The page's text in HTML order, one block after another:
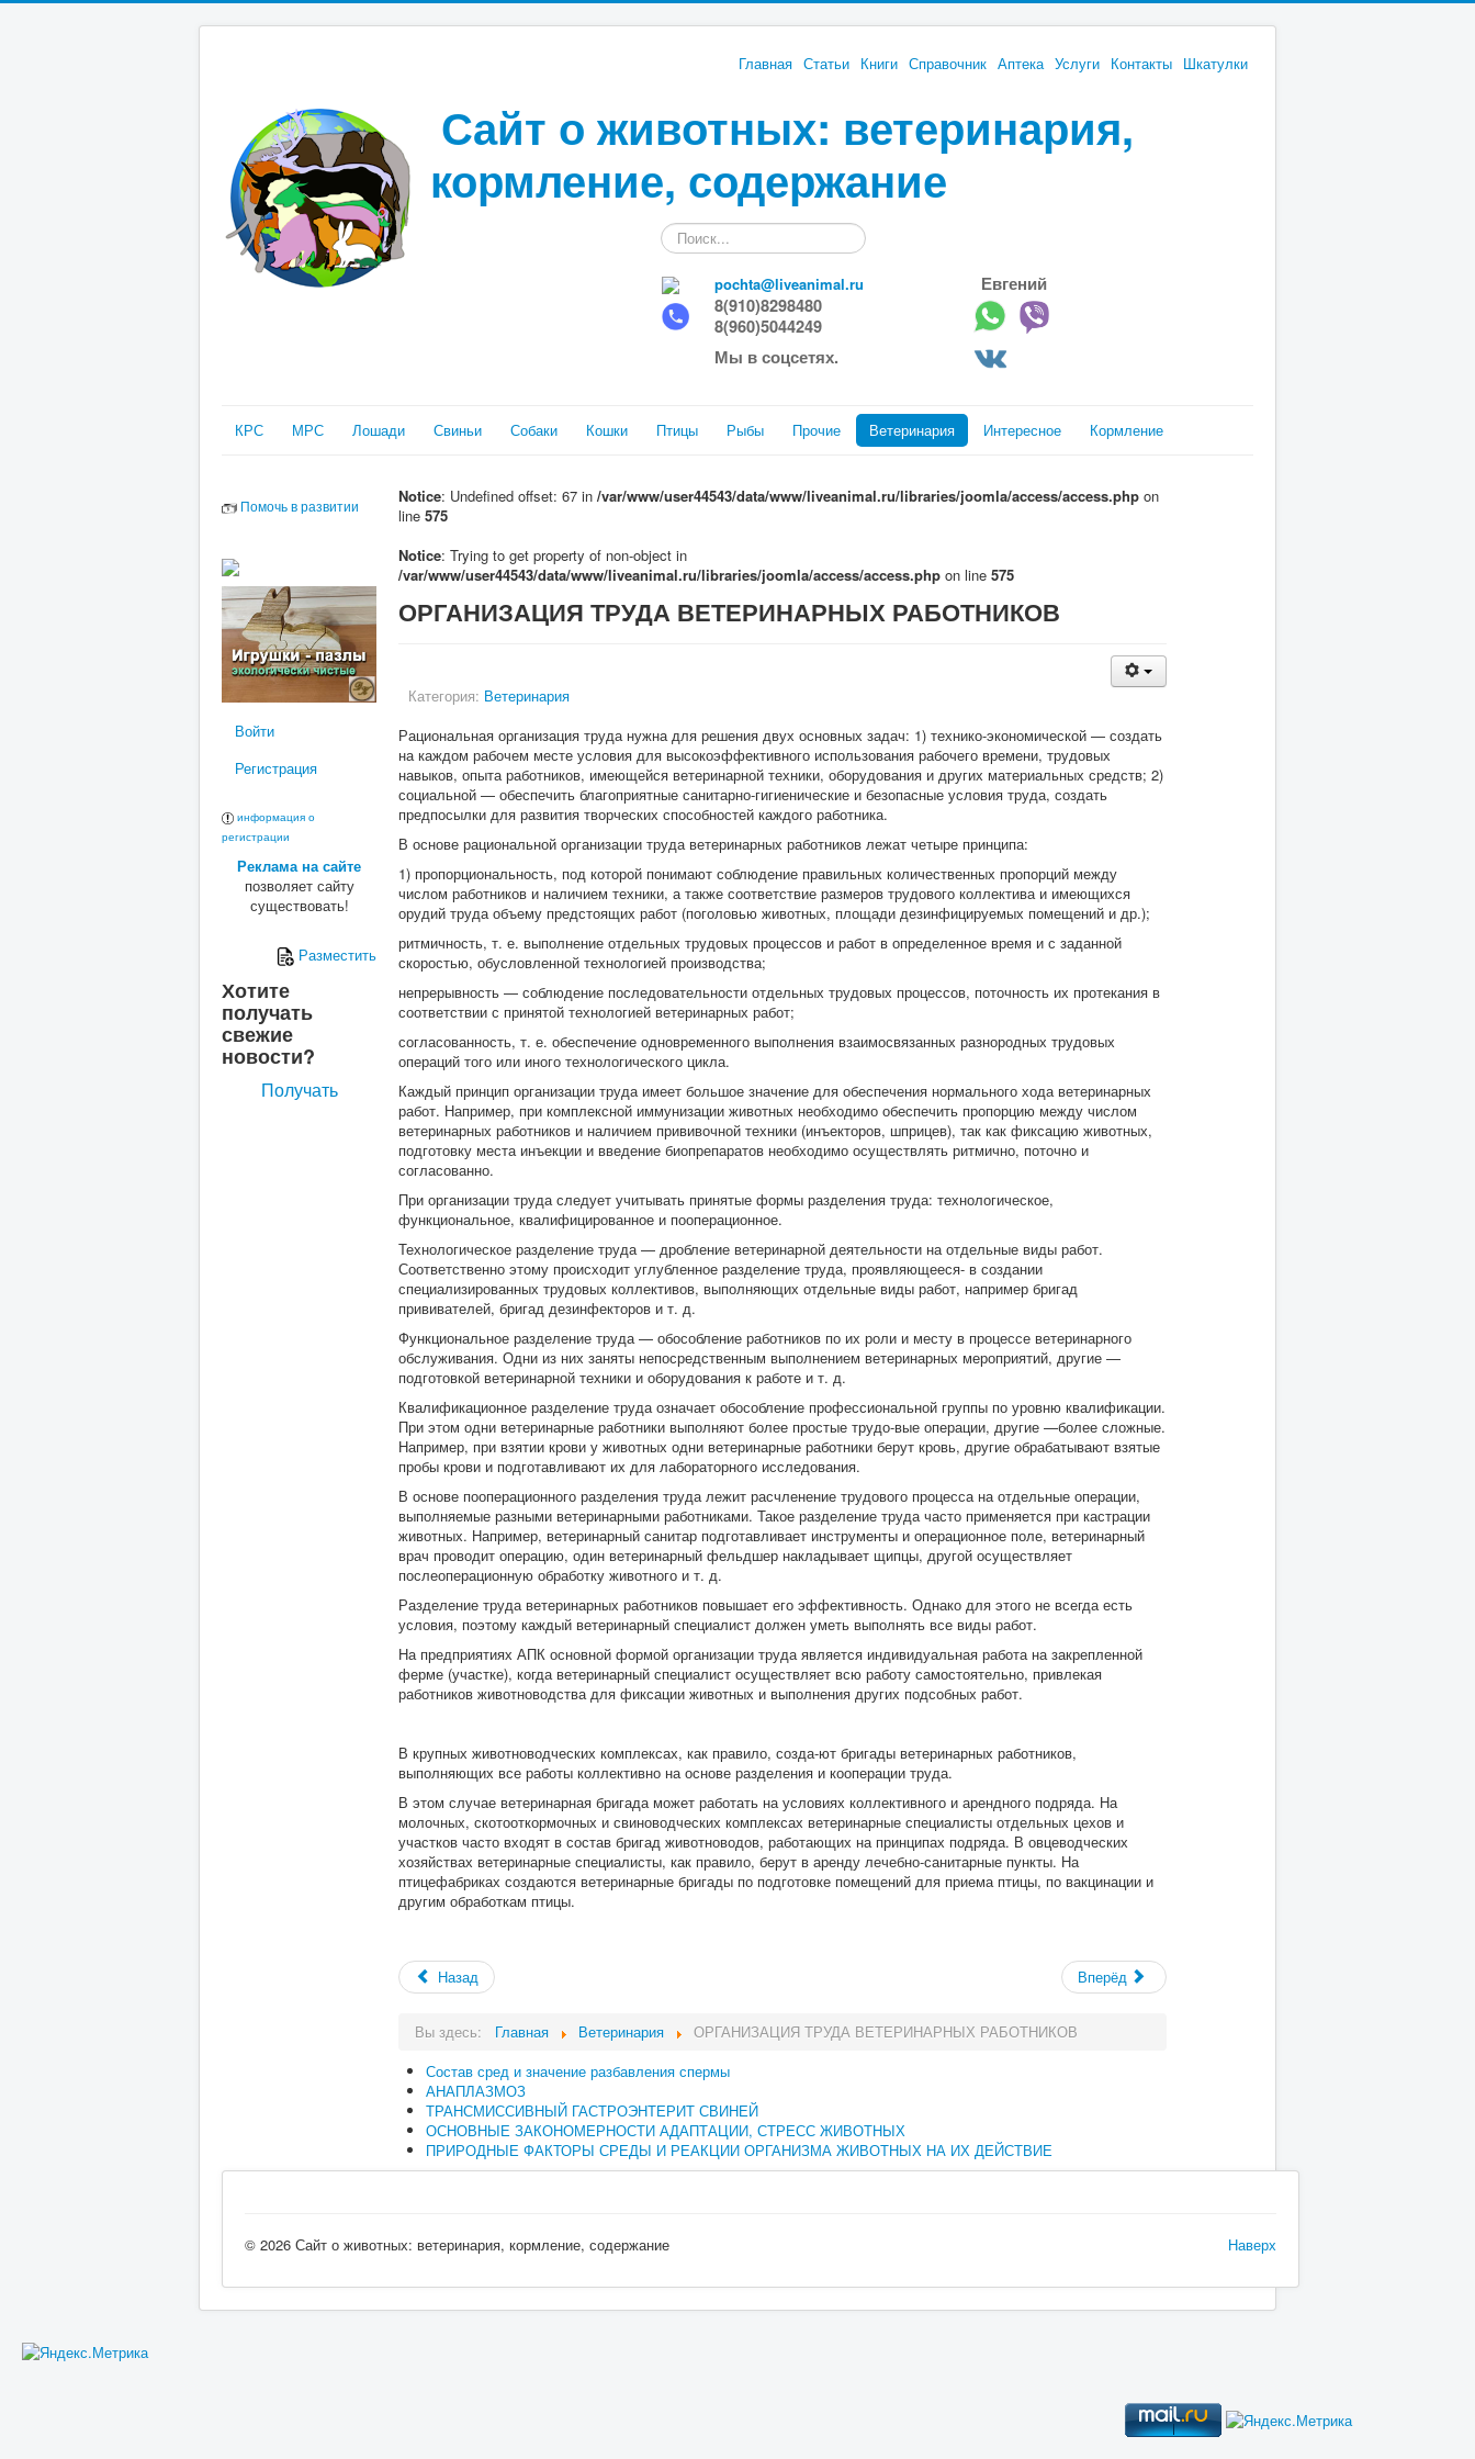
Главная Статьи Книги Справочник Аптека Услуги Контакты Шкатулки
Сайт о животных: ветеринария,
кормление, содержание
Искать...
pochta@liveanimal.ru
Евгений
8(910)8298480
8(960)5044249
Мы в соцсетях.
КРС МРС Лошади Свиньи Собаки Кошки Птицы Рыбы Прочие Ветеринария Интересное Кормление
Помочь в развитии
Войти
Регистрация
информация о
регистрации
Реклама на сайте
позволяет сайту
существовать!
Разместить
Хотите
получать
свежие
новости?
Получать
Notice: Undefined offset: 67 in /var/www/user44543/data/www/liveanimal.ru/libraries/joomla/access/access.php on
line 575
Notice: Trying to get property of non-object in
/var/www/user44543/data/www/liveanimal.ru/libraries/joomla/access/access.php on line 575
ОРГАНИЗАЦИЯ ТРУДА ВЕТЕРИНАРНЫХ РАБОТНИКОВ
Категория: Ветеринария
Рациональная организация труда нужна для решения двух основных задач: 1) технико-экономической — создать
на каждом рабочем месте условия для высокоэффективного использования рабочего времени, трудовых
навыков, опыта работников, имеющейся ветеринарной техники, оборудования и других материальных средств; 2)
социальной — обеспечить благоприятные санитарно-гигиенические и безопасные условия труда, создать
предпосылки для развития творческих способностей каждого работника.
В основе рациональной организации труда ветеринарных работников лежат четыре принципа:
1) пропорциональность, под которой понимают соблюдение правильных количественных пропорций между
числом работников и наличием техники, а также соответствие размеров трудового коллектива и имеющихся
орудий труда объему предстоящих работ (поголовью животных, площади дезинфицируемых помещений и др.);
ритмичность, т. е. выполнение отдельных трудовых процессов и работ в определенное время и с заданной
скоростью, обусловленной технологией производства;
непрерывность — соблюдение последовательности отдельных трудовых процессов, поточность их протекания в
соответствии с принятой технологией ветеринарных работ;
согласованность, т. е. обеспечение одновременного выполнения взаимосвязанных разнородных трудовых
операций того или иного технологического цикла.
Каждый принцип организации труда имеет большое значение для обеспечения нормального хода ветеринарных
работ. Например, при комплексной иммунизации животных необходимо обеспечить пропорцию между числом
ветеринарных работников и наличием прививочной техники (инъекторов, шприцев), так как фиксацию животных,
подготовку места инъекции и введение биопрепаратов необходимо осуществлять ритмично, поточно и
согласованно.
При организации труда следует учитывать принятые формы разделения труда: технологическое,
функциональное, квалифицированное и пооперационное.
Технологическое разделение труда — дробление ветеринарной деятельности на отдельные виды работ.
Соответственно этому происходит углубленное разделение труда, проявляющееся- в создании
специализированных трудовых коллективов, выполняющих отдельные виды работ, например бригад
прививателей, бригад дезинфекторов и т. д.
Функциональное разделение труда — обособление работников по их роли и месту в процессе ветеринарного
обслуживания. Одни из них заняты непосредственным выполнением ветеринарных мероприятий, другие —
подготовкой ветеринарной техники и оборудования к работе и т. д.
Квалификационное разделение труда означает обособление профессиональной группы по уровню квалификации.
При этом одни ветеринарные работники выполняют более простые трудо-вые операции, другие —более сложные.
Например, при взятии крови у животных одни ветеринарные работники берут кровь, другие обрабатывают взятые
пробы крови и подготавливают их для лабораторного исследования.
В основе пооперационного разделения труда лежит расчленение трудового процесса на отдельные операции,
выполняемые разными ветеринарными работниками. Такое разделение труда часто применяется при кастрации
животных. Например, ветеринарный санитар подготавливает инструменты и операционное поле, ветеринарный
врач проводит операцию, один ветеринарный фельдшер накладывает щипцы, другой осуществляет
послеоперационную обработку животного и т. д.
Разделение труда ветеринарных работников повышает его эффективность. Однако для этого не всегда есть
условия, поэтому каждый ветеринарный специалист должен уметь выполнять все виды работ.
На предприятиях АПК основной формой организации труда является индивидуальная работа на закрепленной
ферме (участке), когда ветеринарный специалист осуществляет всю работу самостоятельно, привлекая
работников животноводства для фиксации животных и выполнения других подсобных работ.
В крупных животноводческих комплексах, как правило, созда-ют бригады ветеринарных работников,
выполняющих все работы коллективно на основе разделения и кооперации труда.
В этом случае ветеринарная бригада может работать на условиях коллективного и арендного подряда. На
молочных, скотооткормочных и свиноводческих комплексах ветеринарные специалисты отдельных цехов и
участков часто входят в состав бригад животноводов, работающих на принципах подряда. В овцеводческих
хозяйствах ветеринарные специалисты, как правило, берут в аренду лечебно-санитарные пункты. На
птицефабриках создаются ветеринарные бригады по подготовке помещений для приема птицы, по вакцинации и
другим обработкам птицы.
Назад Вперёд
Вы здесь: Главная Ветеринария
ОРГАНИЗАЦИЯ ТРУДА ВЕТЕРИНАРНЫХ РАБОТНИКОВ
Состав сред и значение разбавления спермы
АНАПЛАЗМОЗ
ТРАНСМИССИВНЫЙ ГАСТРОЭНТЕРИТ СВИНЕЙ
ОСНОВНЫЕ ЗАКОНОМЕРНОСТИ АДАПТАЦИИ, СТРЕСС ЖИВОТНЫХ
ПРИРОДНЫЕ ФАКТОРЫ СРЕДЫ И РЕАКЦИИ ОРГАНИЗМА ЖИВОТНЫХ НА ИХ ДЕЙСТВИЕ
Наверх
© 2026 Сайт о животных: ветеринария, кормление, содержание